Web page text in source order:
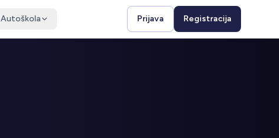
Autoškola Prijava Registracija